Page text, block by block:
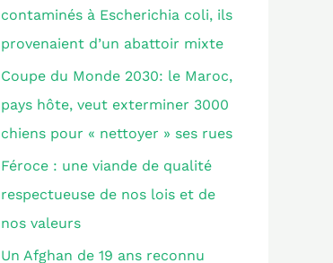
h
e
r
:
contaminés à Escherichia coli, ils
provenaient d’un abattoir mixte
Coupe du Monde 2030: le Maroc,
pays hôte, veut exterminer 3000
chiens pour « nettoyer » ses rues
Féroce : une viande de qualité
respectueuse de nos lois et de
nos valeurs
Un Afghan de 19 ans reconnu